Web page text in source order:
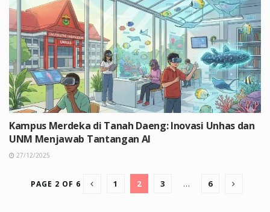
Kampus Merdeka di Tanah Daeng: Inovasi Unhas dan
UNM Menjawab Tantangan AI
27/12/2025
PAGE 2 OF 6 1 2 3 … 6